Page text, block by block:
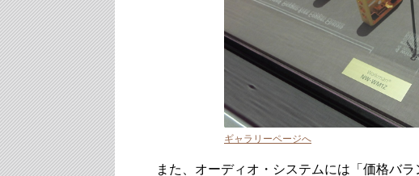
ギャラリーページへ
また、オーディオ・システムには「価格バ